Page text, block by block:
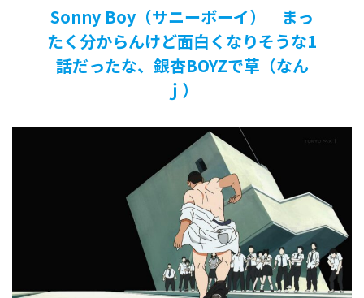
【画像】『プリズマ☆イリヤ』の新グッズ、流石に一線を越
えてしまう
【画像】顔100点、体30点の女ｗｗｗ
「洋画に日本版主題歌は必要か?」論争
超能力が使えるようになったので限界まで極める事にした件
北原ももさんの挑発!!!
【画像】『プリズマ☆イリヤ』の新グッズ、流石に一線を越
敵「ダンクーガは合体するまでが長過ぎてつまらない」←合
体する前から面白いんだよなぁ
まとめチェッカーは閉鎖しました。RSSの解除をお願いしま
す。
Sonny Boy（サニーボーイ） まっ
たく分からんけど面白くなりそうな1
話だったな、銀杏BOYZで草（なん
ｊ）